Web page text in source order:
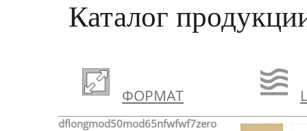
Каталог
ФОРМАТ
dflongmod50mod65nfwfwf7zero